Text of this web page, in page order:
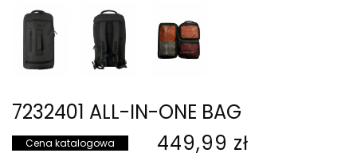
7232401 ALL-IN-ONE BAG
Cena katalogowa 449,99 zł